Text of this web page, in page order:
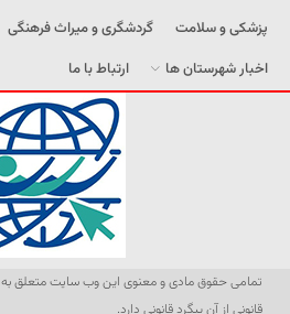
پزشکی و سلامت
گردشگری و میراث فرهنگی
اخبار شهرستان ها
ارتباط با ما
تمامی حقوق مادی و معنوی این وب سایت متعلق به